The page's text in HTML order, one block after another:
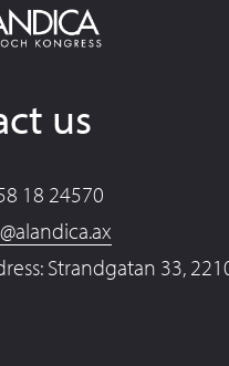
us
18 24570
Strandgatan 33,